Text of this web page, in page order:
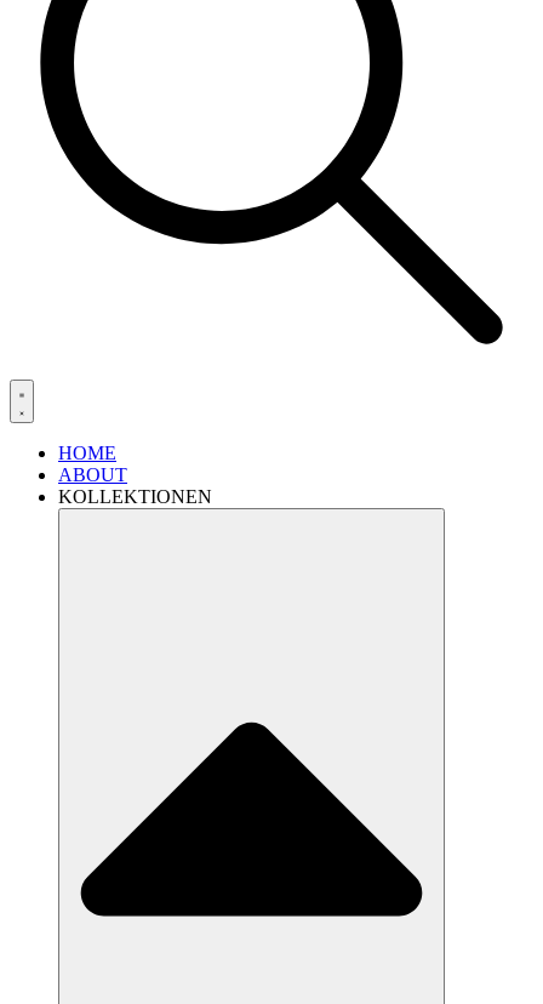
HOME
ABOUT
KOLLEKTIONEN